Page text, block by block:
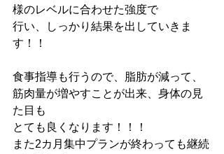
様のレベルに合わせた強度で
行い、しっかり結果を出していきま
す！！
食事指導も行うので、脂肪が減って、
筋肉量が増やすことが出来、身体の見
た目も
とても良くなります！！！
また2カ月集中プランが終わっても継続